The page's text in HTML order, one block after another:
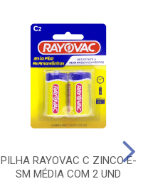
PILHA RAYOVAC C ZINCO E-
SM MÉDIA COM 2 UND